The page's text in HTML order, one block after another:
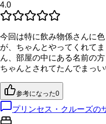
4.0
今回は特に飲み物係さんに
が、ちゃんとやってくれて
ん、部屋の中にある名前の
ちゃんとされてたんでまっい
参考になった0
プリンセス・クルーズの